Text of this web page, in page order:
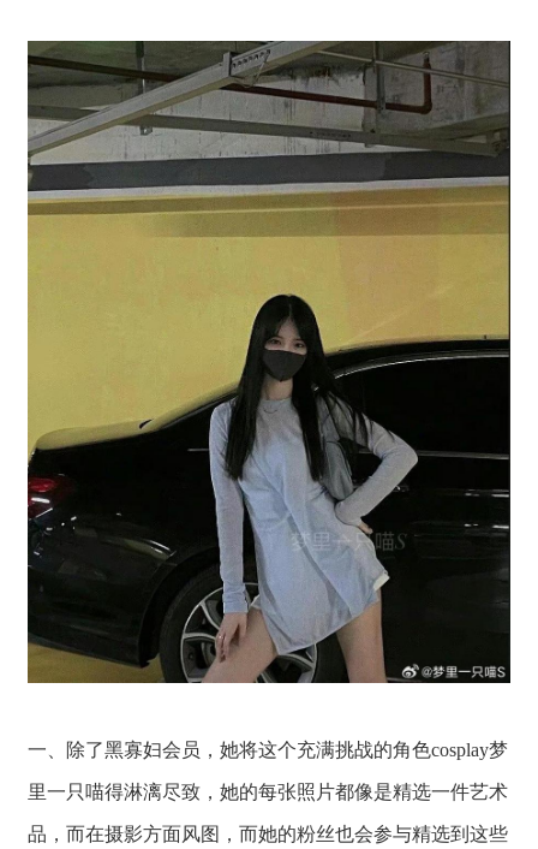
一、除了黑寡妇会员，她将这个充满挑战的角色cosplay梦
里一只喵得淋漓尽致，她的每张照片都像是精选一件艺术
品，而在摄影方面风图，而她的粉丝也会参与精选到这些